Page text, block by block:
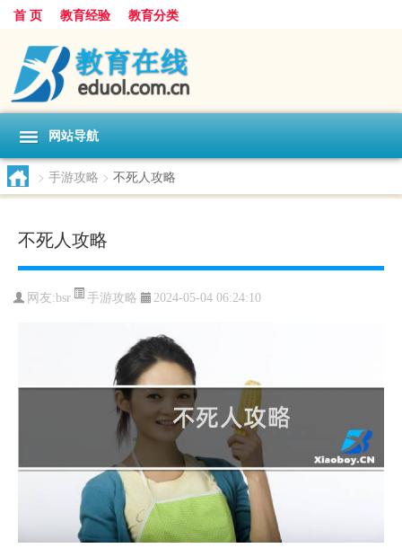
首 页 教育经验 教育分类
网站导航
> 手游攻略 > 不死人攻略
不死人攻略
网友:bsr 手游攻略 2024-05-04 06:24:10